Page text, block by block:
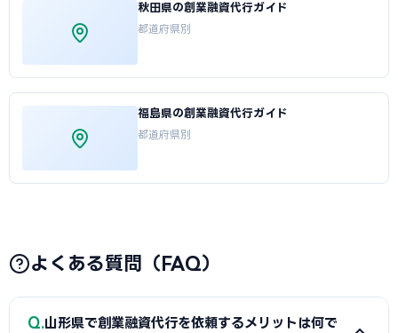
秋田県の創業融資代行ガイド
都道府県別
福島県の創業融資代行ガイド
都道府県別
よくある質問（FAQ）
Q 山形県で創業融資代行を依頼するメリットは何で